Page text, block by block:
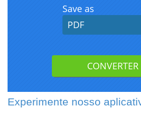
Experimente nosso